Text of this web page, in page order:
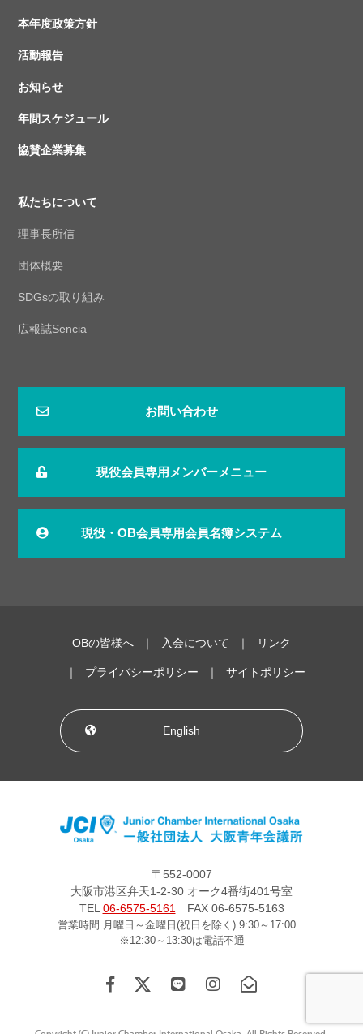
本年度政策方針
活動報告
お知らせ
年間スケジュール
協賛企業募集
私たちについて
理事長所信
団体概要
SDGsの取り組み
広報誌Sencia
お問い合わせ
現役会員専用メンバーメニュー
現役・OB会員専用会員名簿システム
OBの皆様へ 入会について リンク
プライバシーポリシー サイトポリシー
English
〒552-0007
大阪市港区弁天1-2-30 オーク4番街401号室
TEL 06-6575-5161 FAX 06-6575-5163
営業時間 月曜日～金曜日(祝日を除く) 9:30～17:00
※12:30～13:30は電話不通